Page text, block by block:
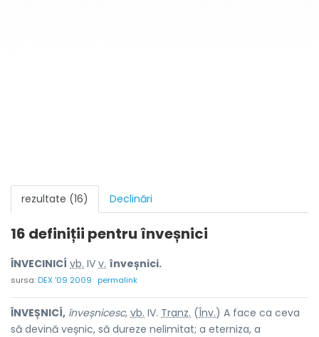
rezultate (16) Declinări
16 definiții pentru înveșnici
ÎNVECINICÍ vb. IV v. înveșnici.
sursa:DEX '09 2009 permalink
ÎNVEȘNICÍ, înveșnicesc, vb. IV. Tranz. (Înv.) A face ca ceva
să devină veșnic, să dureze nelimitat; a eterniza, a